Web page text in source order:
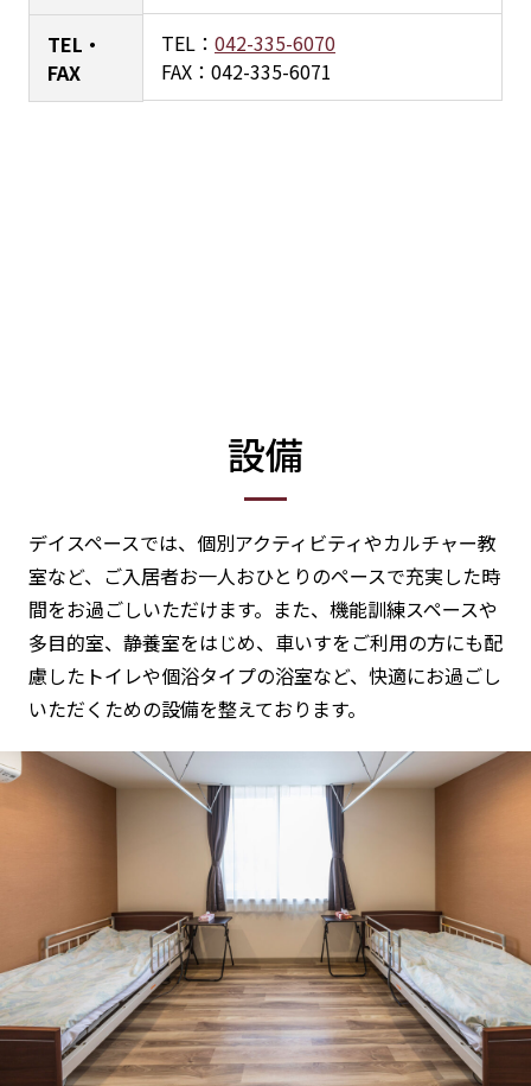
TEL・
FAX
TEL： 042-335-6070
FAX：042-335-6071
設備
デイスペースでは、個別アクティビティやカルチャー教
室など、ご入居者お一人おひとりのペースで充実した時
間をお過ごしいただけます。また、機能訓練スペースや
多目的室、静養室をはじめ、車いすをご利用の方にも配
慮したトイレや個浴タイプの浴室など、快適にお過ごし
いただくための設備を整えております。